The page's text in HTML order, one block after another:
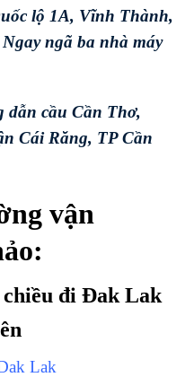
lộ 1A, Vĩnh Thành,
ngã ba nhà máy
dẫn cầu Cần Thơ,
Cái Răng, TP Cần
vận
chiều đi Đak Lak
Lak